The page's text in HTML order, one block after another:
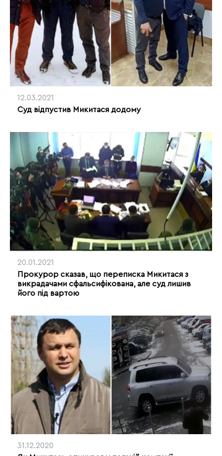
12.03.2021
Суд відпустив Микитася додому
20.01.2021
Прокурор сказав, що переписка Микитася з
викрадачами сфальсифікована, але суд лишив
його під вартою
31.12.2020